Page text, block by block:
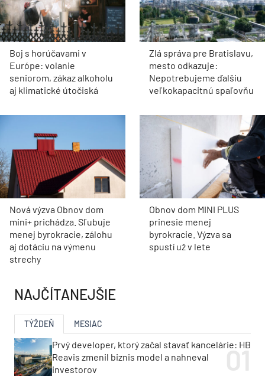
Boj s horúčavami v
Európe: volanie
seniorom, zákaz alkoholu
aj klimatické útočiská
Zlá správa pre Bratislavu,
mesto odkazuje:
Nepotrebujeme ďalšiu
veľkokapacitnú spaľovňu
Nová výzva Obnov dom
mini+ prichádza. Sľubuje
menej byrokracie, zálohu
aj dotáciu na výmenu
strechy
Obnov dom MINI PLUS
prinesie menej
byrokracie. Výzva sa
spustí už v lete
NAJČÍTANEJŠIE
TÝŽDEŇ MESIAC
Prvý developer, ktorý začal stavať kancelárie: HB
Reavis zmenil biznis model a nahneval
investorov